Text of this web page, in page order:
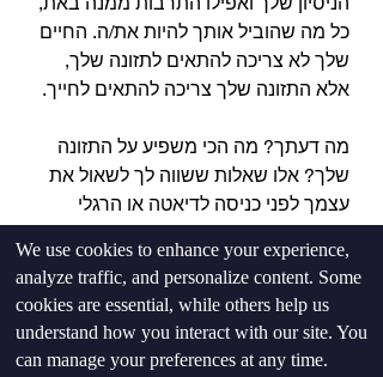
כל מה שהוביל אותך להיות את/ה. החיים
שלך לא צריכה להתאים לתזונה שלך,
אלא התזונה שלך צריכה להתאים לחייך.⁣⁣
מה דעתך? מה הכי משפיע על התזונה
שלך? אלו שאלות ששווה לך לשאול את
עצמך לפני כניסה לדיאטה או הרגלי
תזונה חדשים.
We use cookies to enhance your experience,
analyze traffic, and personalize content. Some
cookies are essential, while others help us
understand how you interact with our site. You
can manage your preferences at any time.